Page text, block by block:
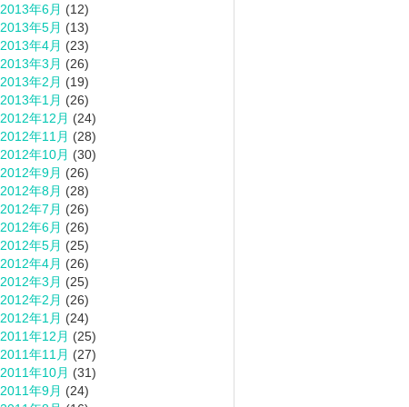
2013年6月 (12)
2013年5月 (13)
2013年4月 (23)
2013年3月 (26)
2013年2月 (19)
2013年1月 (26)
2012年12月 (24)
2012年11月 (28)
2012年10月 (30)
2012年9月 (26)
2012年8月 (28)
2012年7月 (26)
2012年6月 (26)
2012年5月 (25)
2012年4月 (26)
2012年3月 (25)
2012年2月 (26)
2012年1月 (24)
2011年12月 (25)
2011年11月 (27)
2011年10月 (31)
2011年9月 (24)